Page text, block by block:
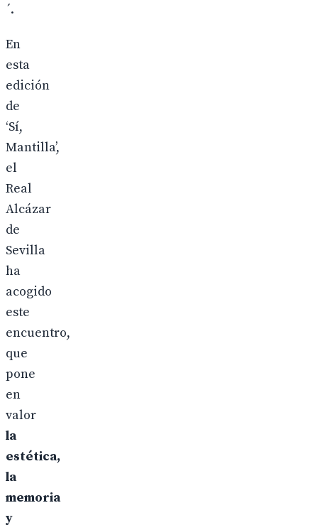
´.
En
esta
edición
de
‘Sí,
Mantilla’,
el
Real
Alcázar
de
Sevilla
ha
acogido
este
encuentro,
que
pone
en
valor
la
estética,
la
memoria
y